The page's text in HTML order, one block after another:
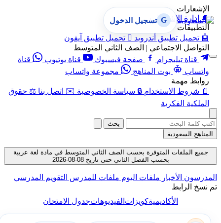
الإشعارات
🔔 إدارة الإشعارات
التطبيقات
🤖 تحميل تطبيق أندرويد  تحميل تطبيق آيفون
التواصل الاجتماعي | الصف الثاني المتوسط
قناة تيليجرام
صفحة فيسبوك قناة يوتيوب
قناة
واتساب
بوت المناهج
مجموعة واتساب
روابط مهمة
📄 شروط الاستخدام 🔒 سياسة الخصوصية ✉️ اتصل بنا ⚖️ حقوق
الملكية الفكرية
G تسجيل الدخول
بحث
المناهج السعودية
جميع الملفات المتوفرة بحسب الصف الثاني المتوسط في مادة لغة عربية
بحسب الفصل الثاني حتى تاريخ 08-08-2026
المدرسون الأخبار ملفات اليوم ملفات للمدرس التقويم المدرسي
تم نسخ الرابط
الأكاديميةكويزاتالفيديوهاتجدول الامتحان